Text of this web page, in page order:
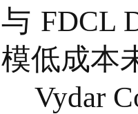
与 FDCL
模低成本
Vydar